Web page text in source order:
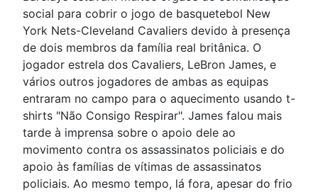
social para cobrir o jogo de basquetebol New
York Nets-Cleveland Cavaliers devido à presença
de dois membros da família real britânica. O
jogador estrela dos Cavaliers, LeBron James, e
vários outros jogadores de ambas as equipas
entraram no campo para o aquecimento usando t-
shirts "Não Consigo Respirar". James falou mais
tarde à imprensa sobre o apoio dele ao
movimento contra os assassinatos policiais e do
apoio às famílias de vítimas de assassinatos
policiais. Ao mesmo tempo, lá fora, apesar do frio